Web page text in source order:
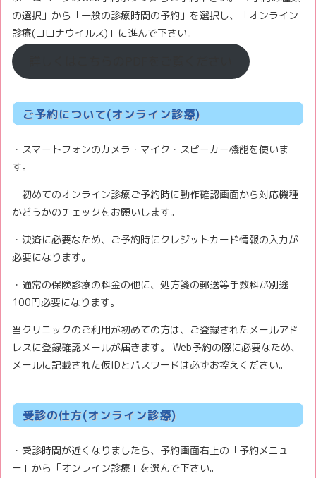
の選択」から「一般の診療時間の予約」を選択し、「オンライン
診療(コロナウイルス)」に進んで下さい。
ご予約について(オンライン診療)
・スマートフォンのカメラ・マイク・スピーカー機能を使いま
す。
初めてのオンライン診療ご予約時に動作確認画面から対応機種
かどうかのチェックをお願いします。
・決済に必要なため、ご予約時にクレジットカード情報の入力が
必要になります。
・通常の保険診療の料金の他に、処方箋の郵送等手数料が別途
100円必要になります。
当クリニックのご利用が初めての方は、ご登録されたメールアド
レスに登録確認メールが届きます。 Web予約の際に必要なため、
メールに記載された仮IDとパスワードは必ずお控えください。
受診の仕方(オンライン診療)
・受診時間が近くなりましたら、予約画面右上の「予約メニュ
ー」から「オンライン診療」を選んで下さい。